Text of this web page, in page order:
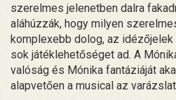
szerelmes jelenetben dalra
aláhúzzák, hogy milyen
komplexebb dolog, az
sok játéklehetőséget ad. A
valóság és Mónika fantáziáját
alapvetően a musical az